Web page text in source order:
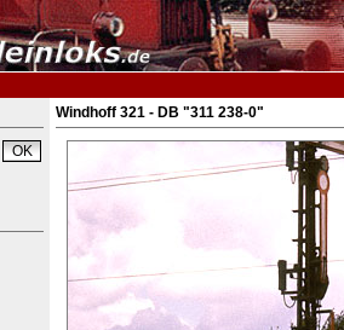
Windhoff 321 - DB "311 238-0"